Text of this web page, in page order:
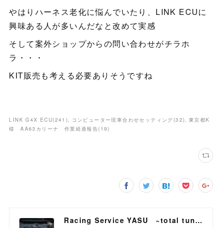
やはりハーネス老化に悩んでいたり、LINK ECUに
興味ある人が多いんだなと改めて実感
そして案外ショップからの問い合わせがチラホ
ラ・・・
KIT販売も考える必要ありそうですね
LINK G4X ECU(241 ) コンピューター現車合わせセッティング(32)
東京都K
様 AA63カリーナ 作業経過報告( 19)
Racing Service YASU ~total tuning proshop~